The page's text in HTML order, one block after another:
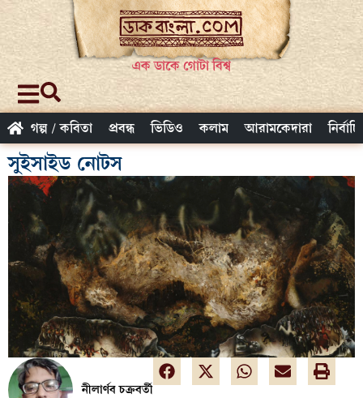
এক ডাকে গোটা বিশ্ব
গল্প / কবিতা প্রবন্ধ ভিডিও কলাম আরামকেদারা
সুইসাইড নোটস
নীলার্ণব চক্রবর্তী